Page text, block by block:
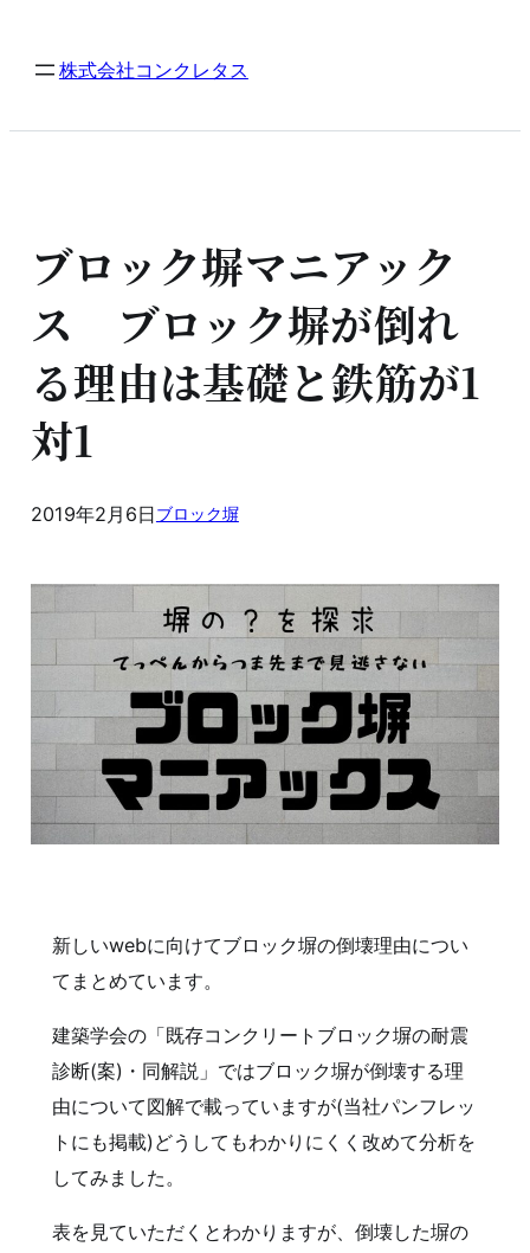
容
株式会社コンクレタス
ブロック塀マニアック
ス ブロック塀が倒れ
る理由は基礎と鉄筋が1
対1
2019年2月6日ブロック塀
新しいwebに向けてブロック塀の倒壊理由につい
てまとめています。
建築学会の「既存コンクリートブロック塀の耐震
診断(案)・同解説」ではブロック塀が倒壊する理
由について図解で載っていますが(当社パンフレッ
トにも掲載)どうしてもわかりにくく改めて分析を
してみました。
表を見ていただくとわかりますが、倒壊した塀の